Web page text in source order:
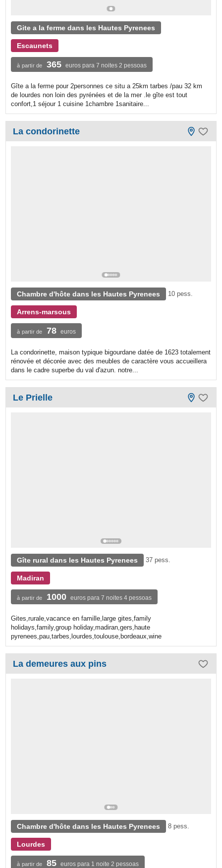
Gite a la ferme dans les Hautes Pyrenees
Escaunets
à partir de 365 euros para 7 noites 2 pessoas
Gîte a la ferme pour 2personnes ce situ a 25km tarbes /pau 32 km
de lourdes non loin des pyrénées et de la mer .le gîte est tout
confort,1 séjour 1 cuisine 1chambre 1sanitaire...
La condorinette
Chambre d'hôte dans les Hautes Pyrenees 10 pess.
Arrens-marsous
à partir de 78 euros
La condorinette, maison typique bigourdane datée de 1623 totalement
rénovée et décorée avec des meubles de caractère vous accueillera
dans le cadre superbe du val d'azun. notre...
Le Prielle
Gîte rural dans les Hautes Pyrenees 37 pess.
Madiran
à partir de 1000 euros para 7 noites 4 pessoas
Gites,rurale,vacance en famille,large gites,family
holidays,family,group holiday,madiran,gers,haute
pyrenees,pau,tarbes,lourdes,toulouse,bordeaux,wine
La demeures aux pins
Chambre d'hôte dans les Hautes Pyrenees 8 pess.
Lourdes
à partir de 85 euros para 1 noite 2 pessoas